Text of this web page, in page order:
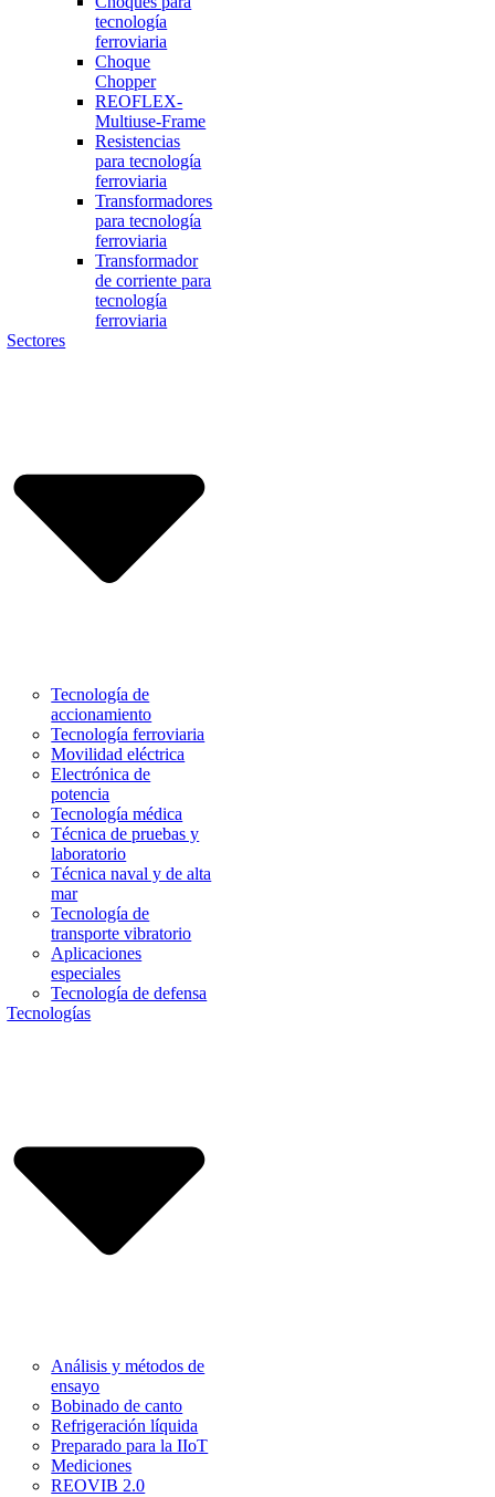
tecnología
ferroviaria
Choque
Chopper
REOFLEX-
Multiuse-Frame
Resistencias
para tecnología
ferroviaria
Transformadores
para tecnología
ferroviaria
Transformador
de corriente para
tecnología
ferroviaria
Sectores
Tecnología de
accionamiento
Tecnología ferroviaria
Movilidad eléctrica
Electrónica de
potencia
Tecnología médica
Técnica de pruebas y
laboratorio
Técnica naval y de alta
mar
Tecnología de
transporte vibratorio
Aplicaciones
especiales
Tecnología de defensa
Tecnologías
Análisis y métodos de
ensayo
Bobinado de canto
Refrigeración líquida
Preparado para la IIoT
Mediciones
REOVIB 2.0